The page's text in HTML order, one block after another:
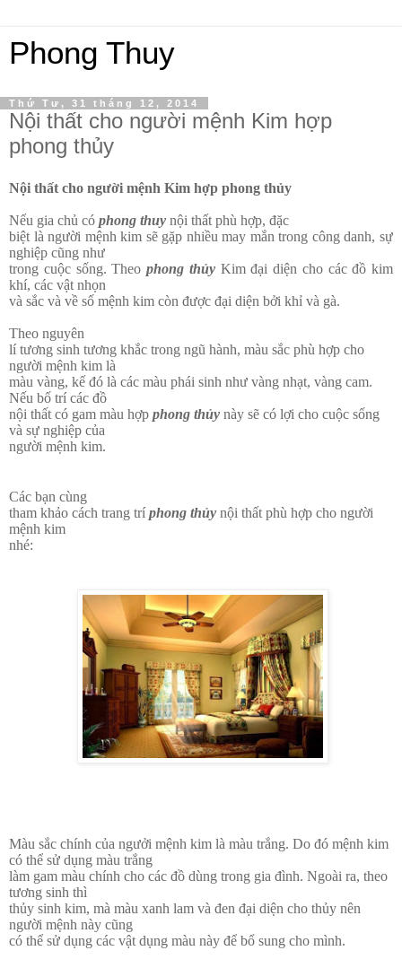
Phong Thuy
Thứ Tư, 31 tháng 12, 2014
Nội thất cho người mệnh Kim hợp
phong thủy
Nội thất cho người mệnh Kim hợp phong thủy
Nếu gia chủ có phong thuy nội thất phù hợp, đặc
biệt là người mệnh kim sẽ gặp nhiều may mắn trong công danh, sự
nghiệp cũng như
trong cuộc sống. Theo phong thủyKim đại diện cho các đồ kim
khí, các vật nhọn
và sắc và về số mệnh kim còn được đại diện bởi khỉ và gà.
Theo nguyên
lí tương sinh tương khắc trong ngũ hành, màu sắc phù hợp cho
người mệnh kim là
màu vàng, kế đó là các màu phái sinh như vàng nhạt, vàng cam.
Nếu bố trí các đồ
nội thất có gam màu hợp phong thủy này sẽ có lợi cho cuộc sống
và sự nghiệp của
người mệnh kim.
Các bạn cùng
tham khảo cách trang trí phong thủy nội thất phù hợp cho người
mệnh kim
nhé:
Màu sắc chính của ngưởi mệnh kim là màu trắng. Do đó mệnh kim
có thể sử dụng màu trắng
làm gam màu chính cho các đồ dùng trong gia đình. Ngoài ra, theo
tương sinh thì
thủy sinh kim, mà màu xanh lam và đen đại diện cho thủy nên
người mệnh này cũng
có thể sử dụng các vật dụng màu này để bổ sung cho mình.